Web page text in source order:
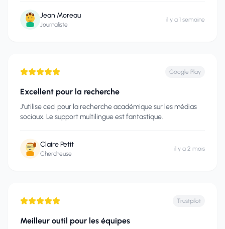
Jean Moreau
Journaliste
il y a 1 semaine
Google Play
Excellent pour la recherche
J'utilise ceci pour la recherche académique sur les médias
sociaux. Le support multilingue est fantastique.
Claire Petit
Chercheuse
il y a 2 mois
Trustpilot
Meilleur outil pour les équipes